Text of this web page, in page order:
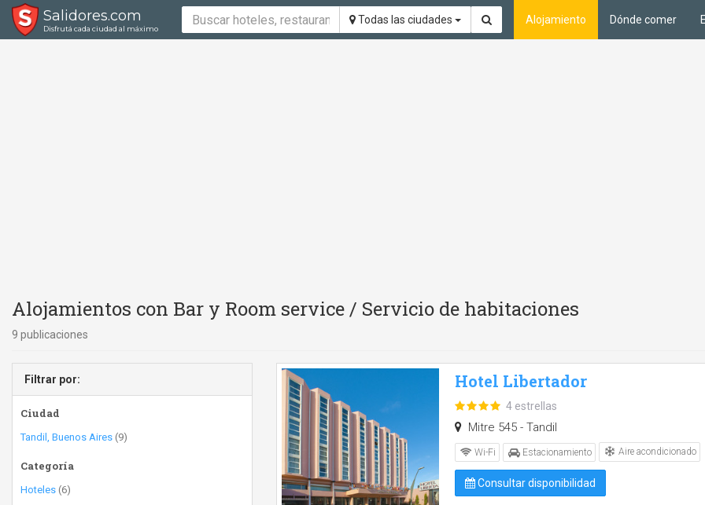
Salidores.com
Disfrutá cada ciudad al máximo
Todas las ciudades Alojamiento Dónde comer
Alojamientos con Bar y Room service / Servicio de habitaciones
9 publicaciones
Filtrar por:
Ciudad
Tandil, Buenos Aires (9)
Categoría
Hoteles (6)
Hotel Libertador
4 estrellas
Mitre 545 - Tandil
Wi-Fi Estacionamiento Aire acondicionado
Consultar disponibilidad